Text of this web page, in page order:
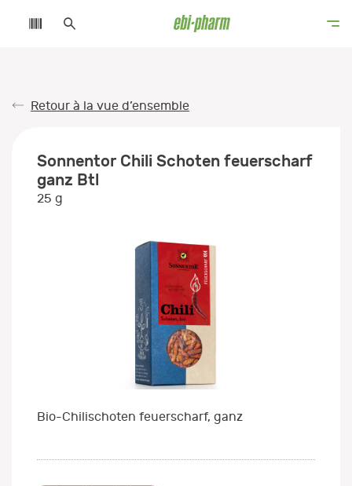
Retour à la vue d’ensemble
Sonnentor Chili Schoten feuerscharf
ganz Btl
25 g
Bio-Chilischoten feuerscharf, ganz